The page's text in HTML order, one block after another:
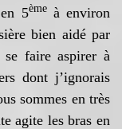
5èmeà environ
bien aidé par
faire aspirer à
dont j’ignorais
sommes en très
agite les bras en